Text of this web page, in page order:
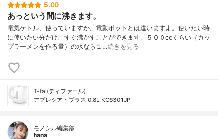
5.00
あっという間に沸きます。
電気ケトル、使っていますか。電動ポットとは違いますよ。使いたい時
に使いたい分だけ、すぐ沸かすことができます。５００ccくらい（カッ
プラーメンを作る量）の水なら１…続きを見る
T-fal(ティファール)
アプレシア・プラス 0.8L KO6301JP
モノシル編集部
hana